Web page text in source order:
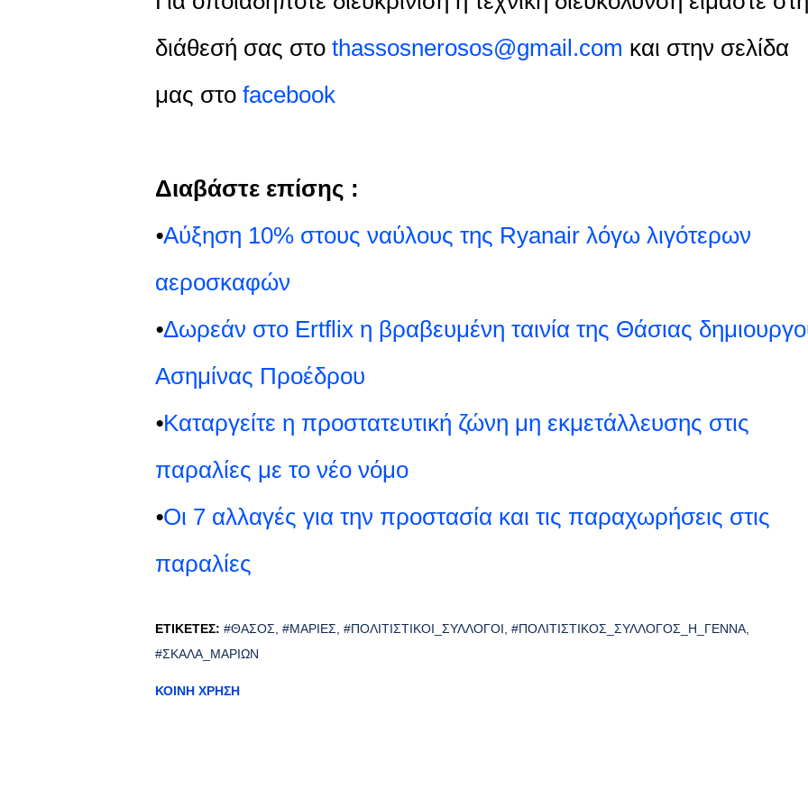
διάθεσή σας στο thassosnerosos@gmail.com και στην σελίδα
μας στο facebook
Διαβάστε επίσης :
⦁Αύξηση 10% στους ναύλους της Ryanair λόγω λιγότερων
αεροσκαφών
⦁Δωρεάν στο Ertflix η βραβευμένη ταινία της Θάσιας
Ασημίνας Προέδρου
⦁Καταργείτε η προστατευτική ζώνη μη εκμετάλλευσης στις
παραλίες με το νέο νόμο
⦁Οι 7 αλλαγές για την προστασία και τις παραχωρήσεις στις
παραλίες
ΕΤΙΚΈΤΕΣ: #ΘΆΣΟΣ #ΜΑΡΙΈΣ #ΠΟΛΙΤΙΣΤΙΚΟΊ_ΣΎΛΛΟΓΟΙ #ΠΟΛΙΤΙΣΤΙΚΌΣ_ΣΎΛΛΟΓΟΣ_Η_ΓΈΝΝΑ
#ΣΚΆΛΑ_ΜΑΡΙΏΝ
ΚΟΙΝΉ ΧΡΉΣΗ